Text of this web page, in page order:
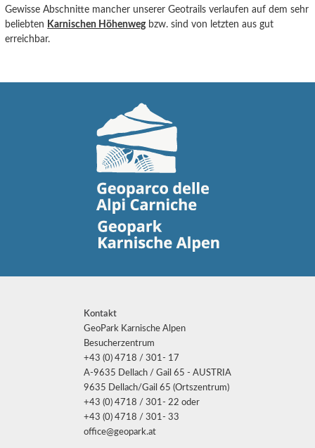
Gewisse Abschnitte mancher unserer Geotrails verlaufen auf dem sehr
beliebten Karnischen Höhenwegbzw. sind von letzten aus gut
erreichbar.
Kontakt
GeoPark Karnische Alpen
Besucherzentrum
+43 (0) 4718 / 301- 17
A-9635 Dellach / Gail 65 - AUSTRIA
9635 Dellach/Gail 65 (Ortszentrum)
+43 (0) 4718 / 301- 22 oder
+43 (0) 4718 / 301- 33
office@geopark.at